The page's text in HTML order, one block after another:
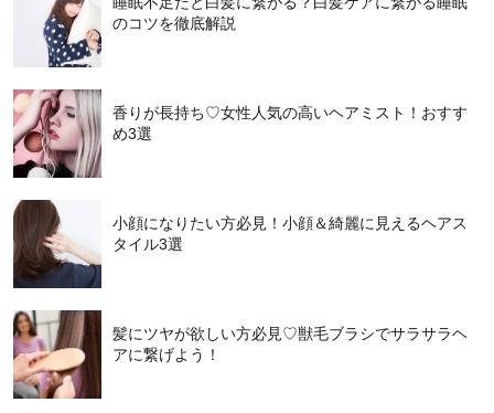
のコツを徹底解説
香りが長持ち♡女性人気の高いヘアミスト！おすす
め3選
小顔になりたい方必見！小顔＆綺麗に見えるヘアス
タイル3選
髪にツヤが欲しい方必見♡獣毛ブラシでサラサラヘ
アに繋げよう！